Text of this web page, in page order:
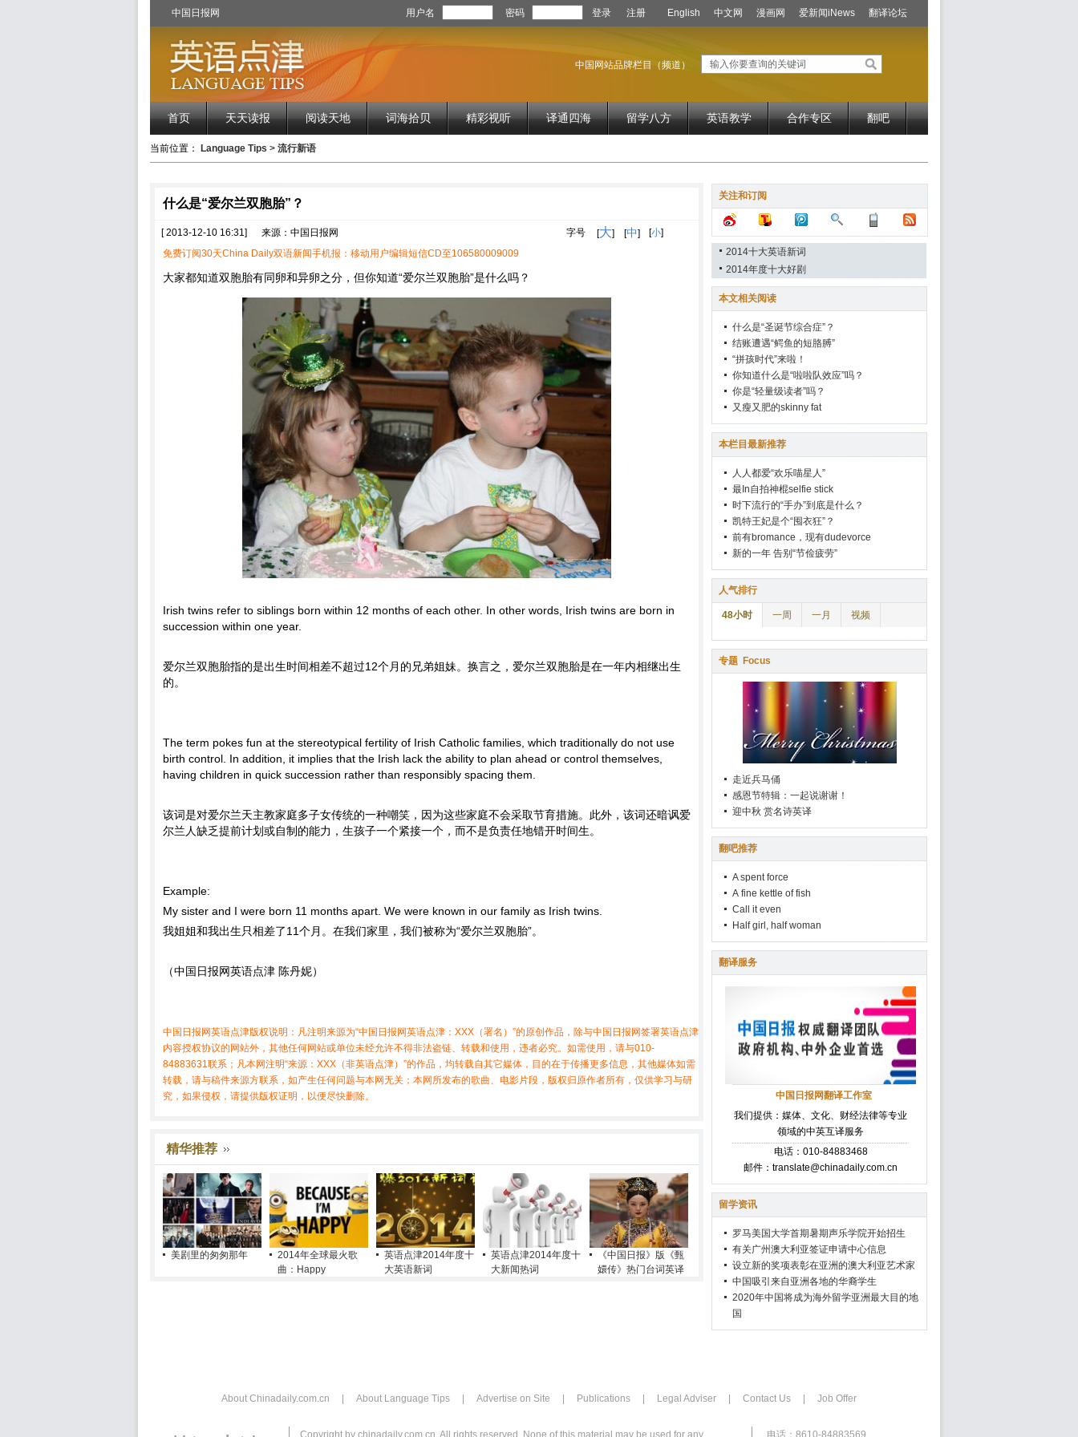
中国日报网 用户名 密码 登录 注册 English 中文网 漫画网 爱新闻iNews 翻译论坛
中国网站品牌栏目（频道）
首页 天天读报 阅读天地 词海拾贝 精彩视听 译通四海 留学八方 英语教学 合作专区 翻吧
当前位置： Language Tips > 流行新语
什么是“爱尔兰双胞胎”？
[ 2013-12-10 16:31] 来源：中国日报网 字号 [大] [中] [小]
免费订阅30天China Daily双语新闻手机报：移动用户编辑短信CD至106580009009
大家都知道双胞胎有同卵和异卵之分，但你知道“爱尔兰双胞胎”是什么吗？
Irish twins refer to siblings born within 12 months of each other. In other words, Irish twins are born in
succession within one year.
爱尔兰双胞胎指的是出生时间相差不超过12个月的兄弟姐妹。换言之，爱尔兰双胞胎是在一年内相继出生
的。
The term pokes fun at the stereotypical fertility of Irish Catholic families, which traditionally do not use
birth control. In addition, it implies that the Irish lack the ability to plan ahead or control themselves,
having children in quick succession rather than responsibly spacing them.
该词是对爱尔兰天主教家庭多子女传统的一种嘲笑，因为这些家庭不会采取节育措施。此外，该词还暗讽爱
尔兰人缺乏提前计划或自制的能力，生孩子一个紧接一个，而不是负责任地错开时间生。
Example:
My sister and I were born 11 months apart. We were known in our family as Irish twins.
我姐姐和我出生只相差了11个月。在我们家里，我们被称为“爱尔兰双胞胎”。
（中国日报网英语点津 陈丹妮）
中国日报网英语点津版权说明：凡注明来源为“中国日报网英语点津：XXX（署名）”的原创作品，除与中国日报网签署英语点津
内容授权协议的网站外，其他任何网站或单位未经允许不得非法盗链、转载和使用，违者必究。如需使用，请与010-
84883631联系；凡本网注明“来源：XXX（非英语点津）”的作品，均转载自其它媒体，目的在于传播更多信息，其他媒体如需
转载，请与稿件来源方联系，如产生任何问题与本网无关；本网所发布的歌曲、电影片段，版权归原作者所有，仅供学习与研
究，如果侵权，请提供版权证明，以便尽快删除。
精华推荐
美剧里的匆匆那年
2014年全球最火歌
曲：Happy
英语点津2014年度十
大英语新词
英语点津2014年度十
大新闻热词
《中国日报》版《甄
嬛传》热门台词英译
关注和订阅
2014十大英语新词
2014年度十大好剧
本文相关阅读
什么是“圣诞节综合症”？
结账遭遇“鳄鱼的短胳膊”
“拼孩时代”来啦！
你知道什么是“啦啦队效应”吗？
你是“轻量级读者”吗？
又瘦又肥的skinny fat
本栏目最新推荐
人人都爱“欢乐喵星人”
最In自拍神棍selfie stick
时下流行的“手办”到底是什么？
凯特王妃是个“囤衣狂”？
前有bromance，现有dudevorce
新的一年 告别“节俭疲劳”
人气排行
48小时 一周 一月 视频
专题 Focus
走近兵马俑
感恩节特辑：一起说谢谢！
迎中秋 赏名诗英译
翻吧推荐
A spent force
A fine kettle of fish
Call it even
Half girl, half woman
翻译服务
中国日报网翻译工作室
我们提供：媒体、文化、财经法律等专业
领域的中英互译服务
电话：010-84883468
邮件：translate@chinadaily.com.cn
留学资讯
罗马美国大学首期暑期声乐学院开始招生
有关广州澳大利亚签证申请中心信息
设立新的奖项表彰在亚洲的澳大利亚艺术家
中国吸引来自亚洲各地的华裔学生
2020年中国将成为海外留学亚洲最大目的地
国
About Chinadaily.com.cn About Language Tips Advertise on Site Publications Legal Adviser Contact Us Job Offer
Copyright by chinadaily.com.cn. All rights reserved. None of this material may be used for any 电话：8610-84883569